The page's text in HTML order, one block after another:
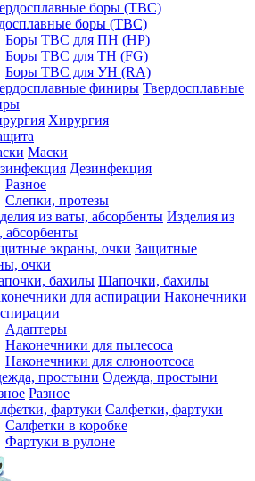
боры (ТВС)
Боры ТВС для ПН (HP)
Боры ТВС для ТН (FG)
Боры ТВС для УН (RA)
Твердосплавные
Хирургия
Маски
Дезинфекция
Разное
Слепки, протезы
Изделия из
абсорбенты
Защитные
очки
Шапочки, бахилы
Наконечники
Адаптеры
Наконечники для пылесоса
Наконечники для слюноотсоса
Одежда, простыни
Разное
Салфетки, фартуки
Салфетки в коробке
Фартуки в рулоне